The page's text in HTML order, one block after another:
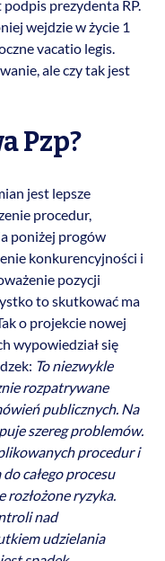
prezydenta RP.
wejdzie w życie 1
vacatio legis.
ale czy tak jest
Pzp?
jest lepsze
procedur,
poniżej progów
konkurencyjności i
pozycji
to skutkować ma
o projekcie nowej
wypowiedział się
To niezwykle
rozpatrywane
publicznych. Na
szereg problemów.
procedur i
całego procesu
rozłożone ryzyka.
nad
udzielania